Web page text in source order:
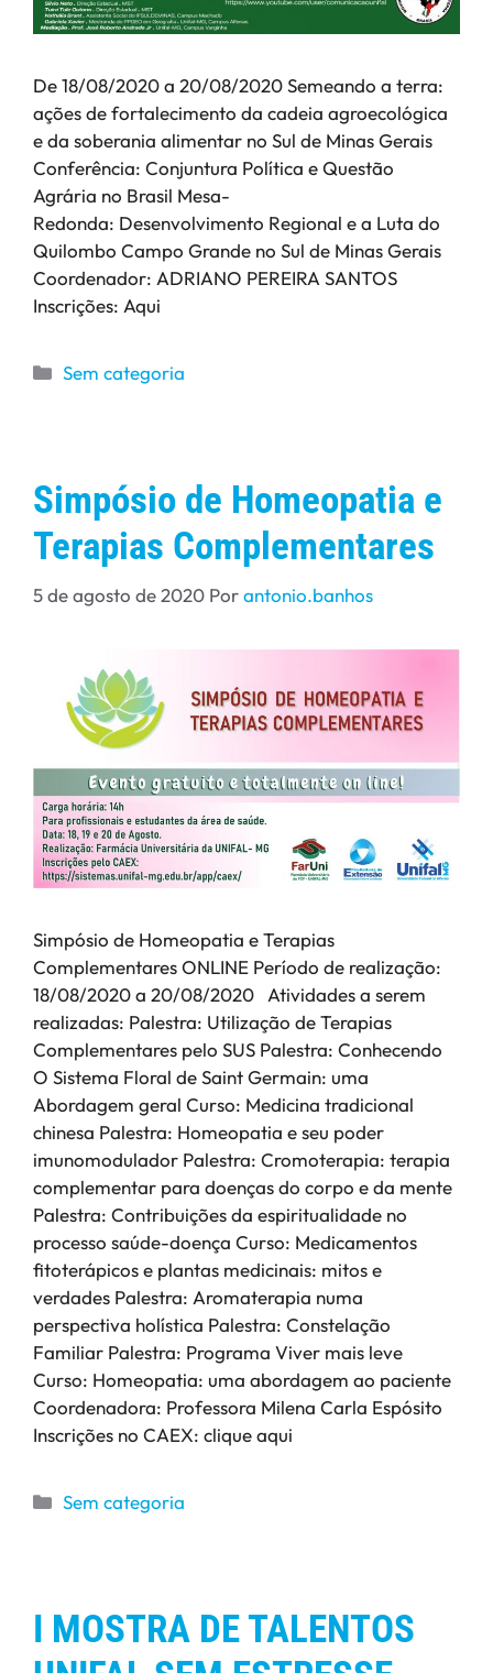
De 18/08/2020 a 20/08/2020 Semeando a terra:
ações de fortalecimento da cadeia agroecológica
e da soberania alimentar no Sul de Minas Gerais
Conferência: Conjuntura Política e Questão
Agrária no Brasil Mesa-
Redonda: Desenvolvimento Regional e a Luta do
Quilombo Campo Grande no Sul de Minas Gerais
Coordenador: ADRIANO PEREIRA SANTOS
Inscrições: Aqui
Sem categoria
Simpósio de Homeopatia e
Terapias Complementares
5 de agosto de 2020 Porantonio.banhos
Simpósio de Homeopatia e Terapias
Complementares ONLINE Período de realização:
18/08/2020 a 20/08/2020 Atividades a serem
realizadas: Palestra: Utilização de Terapias
Complementares pelo SUS Palestra: Conhecendo
O Sistema Floral de Saint Germain: uma
Abordagem geral Curso: Medicina tradicional
chinesa Palestra: Homeopatia e seu poder
imunomodulador Palestra: Cromoterapia: terapia
complementar para doenças do corpo e da mente
Palestra: Contribuições da espiritualidade no
processo saúde-doença Curso: Medicamentos
fitoterápicos e plantas medicinais: mitos e
verdades Palestra: Aromaterapia numa
perspectiva holística Palestra: Constelação
Familiar Palestra: Programa Viver mais leve
Curso: Homeopatia: uma abordagem ao paciente
Coordenadora: Professora Milena Carla Espósito
Inscrições no CAEX: clique aqui
Sem categoria
I MOSTRA DE TALENTOS